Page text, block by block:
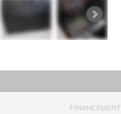
FINANCEMENT